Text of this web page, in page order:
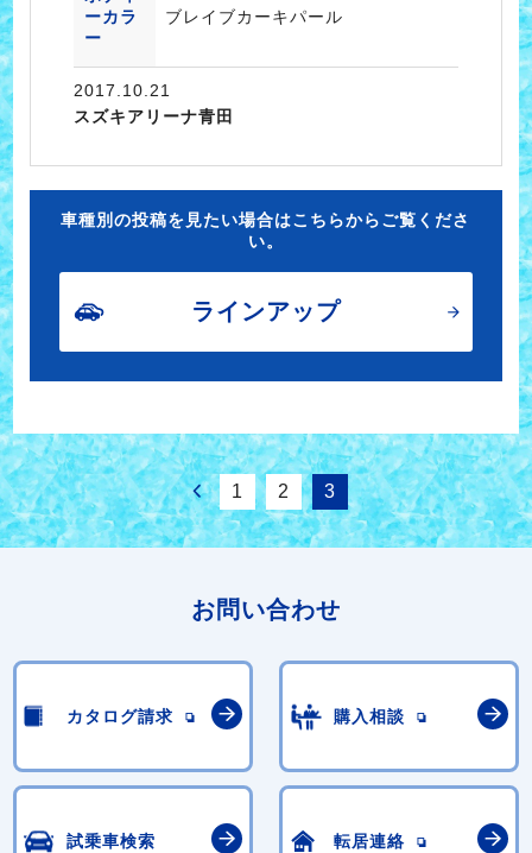
ーカラ
ー
ブレイブカーキパール
2017.10.21
スズキアリーナ青田
車種別の投稿を見たい場合はこちらからご覧くださ
い。
ラインアップ
1 2 3
お問い合わせ
カタログ請求 購入相談
試乗車検索 転居連絡